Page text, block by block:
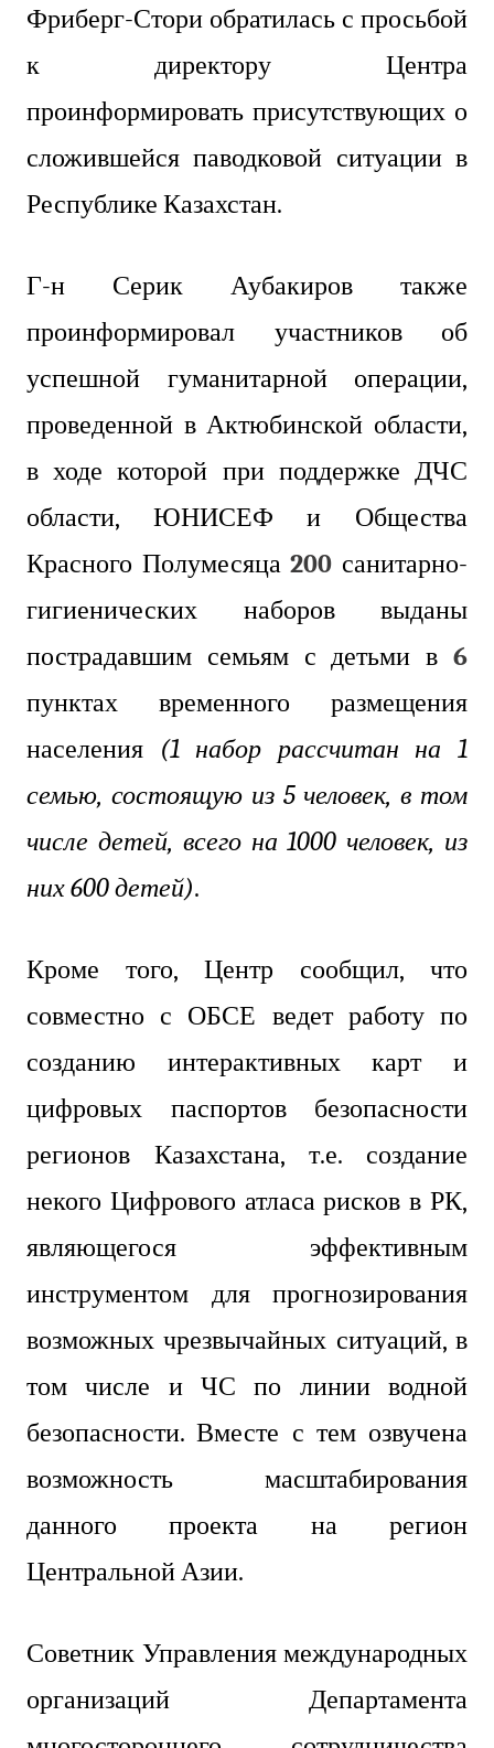
Фриберг-Стори обратилась с просьбой
к директору Центра
проинформировать присутствующих о
сложившейся паводковой ситуации в
Республике Казахстан.
Г-н Серик Аубакиров также
проинформировал участников об
успешной гуманитарной операции,
проведенной в Актюбинской области,
в ходе которой при поддержке ДЧС
области, ЮНИСЕФ и Общества
Красного Полумесяца200 санитарно-
гигиенических наборов выданы
пострадавшим семьям с детьми в 6
пунктах временного размещения
населения (1 набор рассчитан на 1
семью, состоящую из 5 человек, в том
числе детей, всего на 1000 человек, из
них 600 детей).
Кроме того, Центр сообщил, что
совместно с ОБСЕ ведет работу по
созданию интерактивных карт и
цифровых паспортов безопасности
регионов Казахстана, т.е. создание
некого Цифрового атласа рисков в РК,
являющегося эффективным
инструментом для прогнозирования
возможных чрезвычайных ситуаций, в
том числе и ЧС по линии водной
безопасности. Вместе с тем озвучена
возможность масштабирования
данного проекта на регион
Центральной Азии.
Советник Управления международных
организаций Департамента